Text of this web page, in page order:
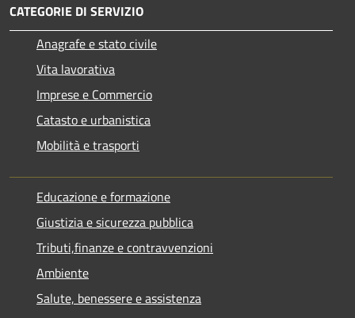
CATEGORIE DI SERVIZIO
Anagrafe e stato civile
Vita lavorativa
Imprese e Commercio
Catasto e urbanistica
Mobilità e trasporti
Educazione e formazione
Giustizia e sicurezza pubblica
Tributi,finanze e contravvenzioni
Ambiente
Salute, benessere e assistenza